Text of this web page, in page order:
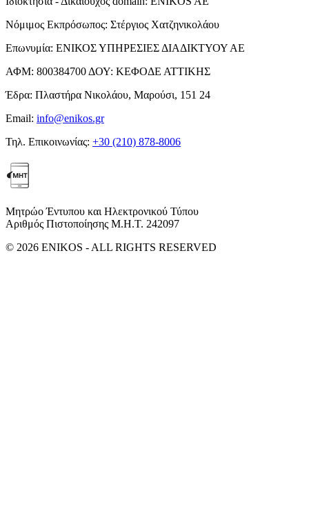
Νόμιμος Εκπρόσωπος: Στέργιος Χατζηνικολάου
Επωνυμία: ΕΝΙΚΟΣ ΥΠΗΡΕΣΙΕΣ ΔΙΑΔΙΚΤΥΟΥ ΑΕ
ΑΦΜ: 800384700 ΔΟΥ: ΚΕΦΟΔΕ ΑΤΤΙΚΗΣ
Έδρα: Πλαστήρα Νικολάου, Μαρούσι, 151 24
Email: info@enikos.gr
Τηλ. Επικοινωνίας: +30 (210) 878-8006
Μητρώο Έντυπου και Ηλεκτρονικού Τύπου
Αριθμός Πιστοποίησης Μ.Η.Τ. 242097
© 2026 ENIKOS - ALL RIGHTS RESERVED